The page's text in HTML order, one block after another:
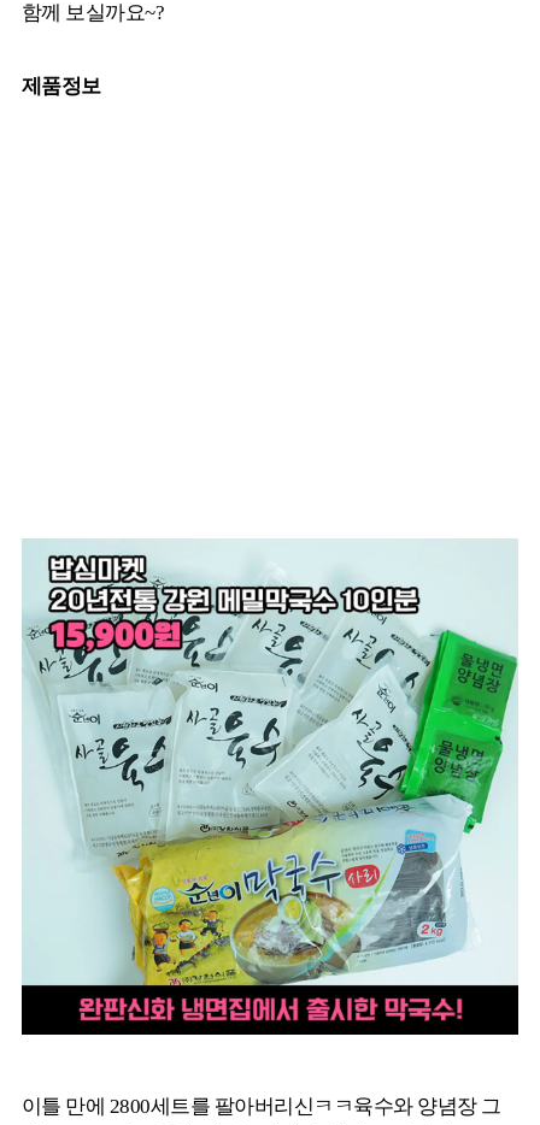
함께 보실까요~?
제품정보
이틀 만에 2800세트를 팔아버리신ㅋㅋ육수와 양념장 그